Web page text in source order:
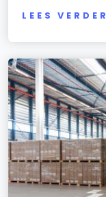
LEES VERDER